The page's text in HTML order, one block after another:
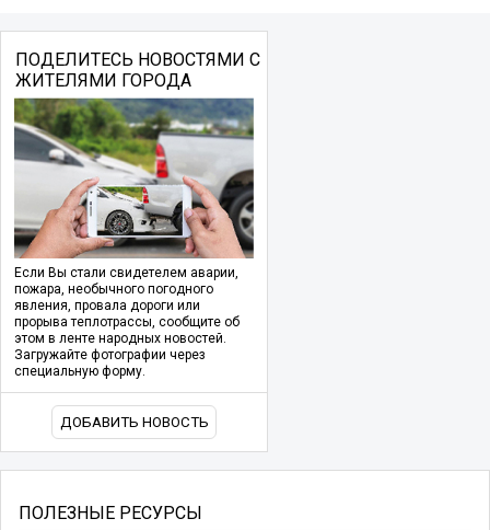
ПОДЕЛИТЕСЬ НОВОСТЯМИ С
ЖИТЕЛЯМИ ГОРОДА
Если Вы стали свидетелем аварии,
пожара, необычного погодного
явления, провала дороги или
прорыва теплотрассы, сообщите об
этом в ленте народных новостей.
Загружайте фотографии через
специальную форму.
ДОБАВИТЬ НОВОСТЬ
ПОЛЕЗНЫЕ РЕСУРСЫ